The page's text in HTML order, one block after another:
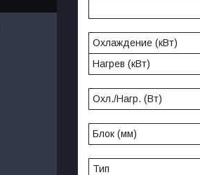
Охлаждение (кВт)
Нагрев (кВт)
Охл./Нагр. (Вт)
Блок (мм)
Тип